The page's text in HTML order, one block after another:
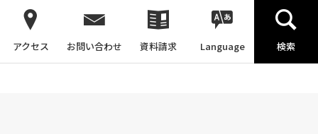
アクセス お問い合わせ 資料請求 Language 検索